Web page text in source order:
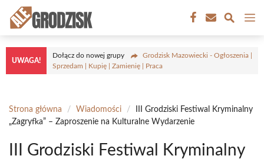
Przejdź
treści
UWAGA!
Dołącz do nowej grupy
Grodzisk Mazowiecki - Ogłoszenia |
Sprzedam | Kupię | Zamienię | Praca
Strona główna / Wiadomości /
III Grodziski Festiwal Kryminalny
„Zagryfka” – Zaproszenie na Kulturalne Wydarzenie
III Grodziski Festiwal Kryminalny